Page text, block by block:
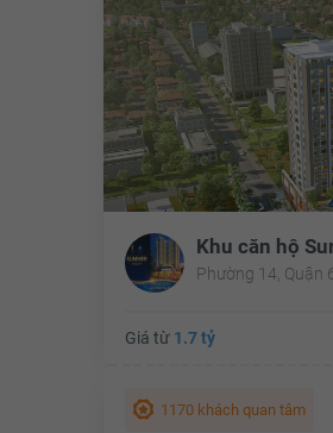
Khu căn hộ
Phường 14, Quận
Giá từ 1.7 tỷ
1170 khách quan tâm